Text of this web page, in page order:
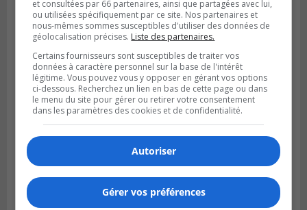
SAINT-LAMBERT
Publié le 4 août 2026 à 12h00
Une conseillère de Saint-Lambert craint le
développement de MET
et consultées par 66 partenaires, ainsi que partagées avec lui,
ou utilisées spécifiquement par ce site. Nos partenaires et
nous-mêmes sommes susceptibles d'utiliser des données de
géolocalisation précises. Liste des partenaires.
Certains fournisseurs sont susceptibles de traiter vos
données à caractère personnel sur la base de l'intérêt
légitime. Vous pouvez vous y opposer en gérant vos options
ci-dessous. Recherchez un lien en bas de cette page ou dans
le menu du site pour gérer ou retirer votre consentement
dans les paramètres des cookies et de confidentialité.
Autoriser
Gérer vos préférences